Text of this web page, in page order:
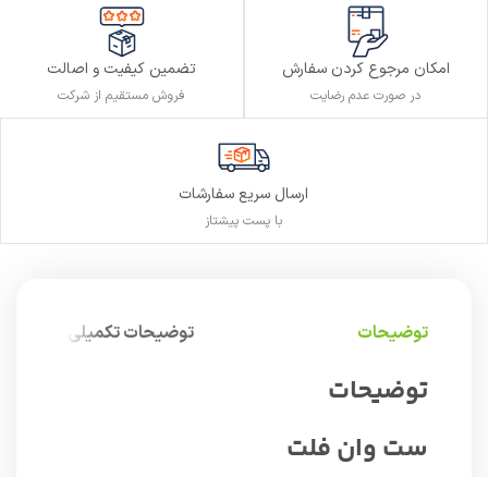
امکان مرجوع کردن سفارش
در صورت عدم رضایت
تضمین کیفیت و اصالت
فروش مستقیم از شرکت
ارسال سریع سفارشات
با پست پیشتاز
توضیحات توضیحات تکمیلی
توضیحات
ست وان فلت